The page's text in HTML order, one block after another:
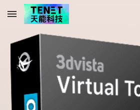
Skip to main content